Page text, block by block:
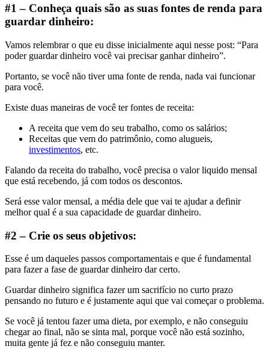
#1 – Conheça quais são as suas fontes de renda para
guardar dinheiro:
Vamos relembrar o que eu disse inicialmente aqui nesse post: “Para
poder guardar dinheiro você vai precisar ganhar dinheiro”.
Portanto, se você não tiver uma fonte de renda, nada vai funcionar
para você.
Existe duas maneiras de você ter fontes de receita:
A receita que vem do seu trabalho, como os salários;
Receitas que vem do patrimônio, como alugueis,
investimentos, etc.
Falando da receita do trabalho, você precisa o valor liquido mensal
que está recebendo, já com todos os descontos.
Será esse valor mensal, a média dele que vai te ajudar a definir
melhor qual é a sua capacidade de guardar dinheiro.
#2 – Crie os seus objetivos:
Esse é um daqueles passos comportamentais e que é fundamental
para fazer a fase de guardar dinheiro dar certo.
Guardar dinheiro significa fazer um sacrifício no curto prazo
pensando no futuro e é justamente aqui que vai começar o problema.
Se você já tentou fazer uma dieta, por exemplo, e não conseguiu
chegar ao final, não se sinta mal, porque você não está sozinho,
muita gente já fez e não conseguiu manter.